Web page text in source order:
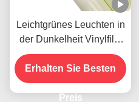
Leichtgrünes Leuchten in
der Dunkelheit Vinylfilm
für Leuchtband
Erhalten Sie Besten
Preis